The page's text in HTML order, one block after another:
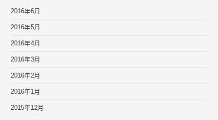
2016年6月
2016年5月
2016年4月
2016年3月
2016年2月
2016年1月
2015年12月